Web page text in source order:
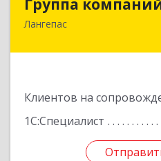
Лангепас
Клиентов на
1С:Специалист
628672, Тюменская обл,